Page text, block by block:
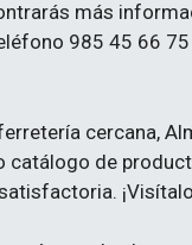
más
985 45 66
cercana,
catálogo de